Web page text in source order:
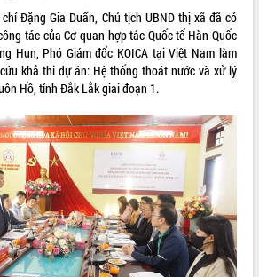
Đặng Gia Duẩn, Chủ tịch UBND thị xã đã có
tác của Cơ quan hợp tác Quốc tế Hàn Quốc
Hun, Phó Giám đốc KOICA tại Việt Nam làm
khả thi dự án: Hệ thống thoát nước và xử lý
Hồ, tỉnh Đắk Lắk giai đoạn 1.